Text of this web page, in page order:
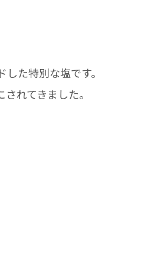
た特別な塩です。
れてきました。